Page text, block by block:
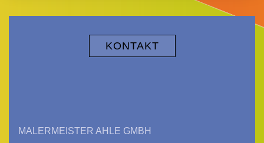
KONTAKT
MALERMEISTER AHLE GMBH